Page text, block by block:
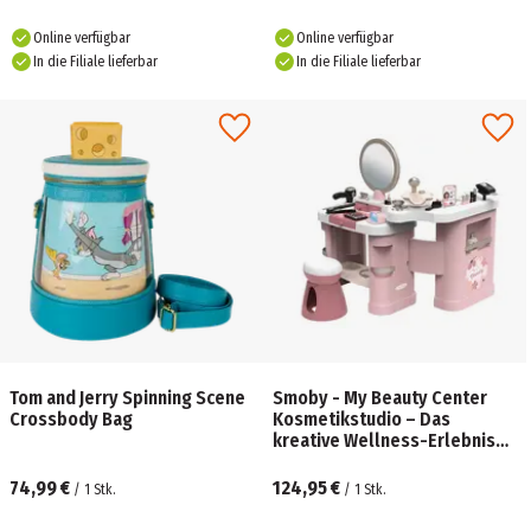
Online verfügbar
In die Filiale lieferbar
Online verfügbar
In die Filiale lieferbar
Tom and Jerry Spinning Scene
Crossbody Bag
74,99 € / 1 Stk.
Smoby - My Beauty Center
Kosmetikstudio – Das
kreative Wellness-Erlebnis
124,95 € / 1 Stk.